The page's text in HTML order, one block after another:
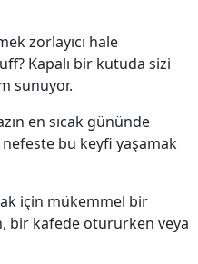
zorlayıcı hale
Kapalı bir kutuda sizi
sunuyor.
en sıcak gününde
bu keyfi yaşamak
için mükemmel bir
bir kafede otururken veya